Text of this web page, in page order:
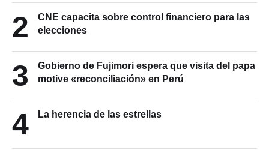
2
CNE capacita sobre control financiero para las
elecciones
3
Gobierno de Fujimori espera que visita del papa
motive «reconciliación» en Perú
4 La herencia de las estrellas